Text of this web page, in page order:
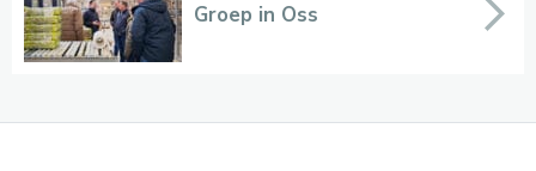
Groep in Oss